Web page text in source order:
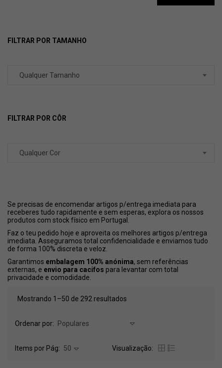
FILTRAR POR TAMANHO
Qualquer Tamanho
FILTRAR POR CÔR
Qualquer Cor
Se precisas de encomendar artigos p/entrega imediata para
receberes tudo rapidamente e sem esperas, explora os nossos
produtos com stock físico em Portugal.
Faz o teu pedido hoje e aproveita os melhores artigos p/entrega
imediata. Asseguramos total confidencialidade e enviamos tudo
de forma 100% discreta e veloz.
Garantimos embalagem 100% anónima, sem referências
externas, e envio para cacifos para levantar com total
privacidade e comodidade.
Mostrando 1–50 de 292 resultados
Ordenar por: Populares
Items por Pág: 50 Visualização: